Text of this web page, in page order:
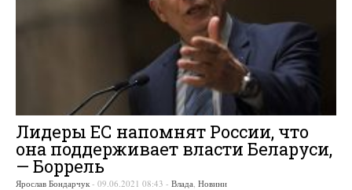
Лидеры ЕС напомнят России, что
она поддерживает власти Беларуси,
— Боррель
Ярослав Бондарчук - 09.06.2021 08:43 - Влада Новини